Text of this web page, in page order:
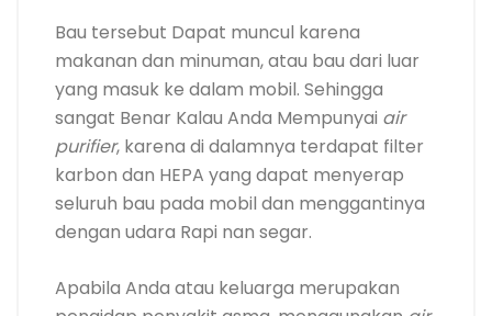
Bau tersebut Dapat muncul karena
makanan dan minuman, atau bau dari luar
yang masuk ke dalam mobil. Sehingga
sangat Benar Kalau Anda Mempunyai air
purifier, karena di dalamnya terdapat filter
karbon dan HEPA yang dapat menyerap
seluruh bau pada mobil dan menggantinya
dengan udara Rapi nan segar.
Apabila Anda atau keluarga merupakan